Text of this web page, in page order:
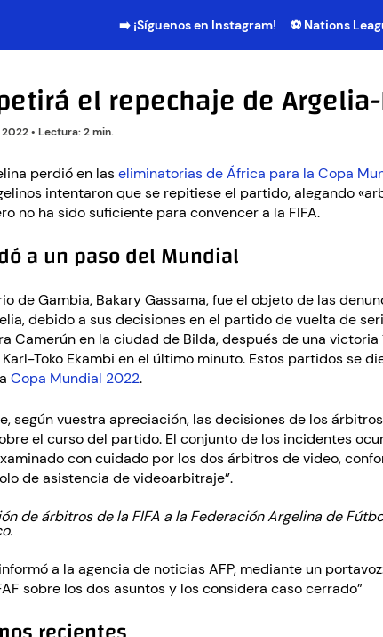
➡️ ¡Síguenos en Instagram! ⚽ Nations
el repechaje de
2022• Lectura: 2 min.
perdió en laseliminatorias de África para la Copa
intentaron que se repitiese el partido, alegando
no ha sido suficiente para convencer a la FIFA.
a un paso del Mundial
de Gambia, Bakary Gassama, fue el objeto de las
debido a sus decisiones en el partido de vuelta de
Camerún en la ciudad de Bilda, después de una
Toko Ekambi en el último minuto. Estos partidos se
Copa Mundial 2022.
según vuestra apreciación, las decisiones de los
el curso del partido. El conjunto de los incidentes
con cuidado por los dos árbitros de video,
de asistencia de videoarbitraje”.
de árbitros de la FIFA a la Federación Argelina de
a la agencia de noticias AFP, mediante un portavoz:
sobre los dos asuntos y los considera caso cerrado”